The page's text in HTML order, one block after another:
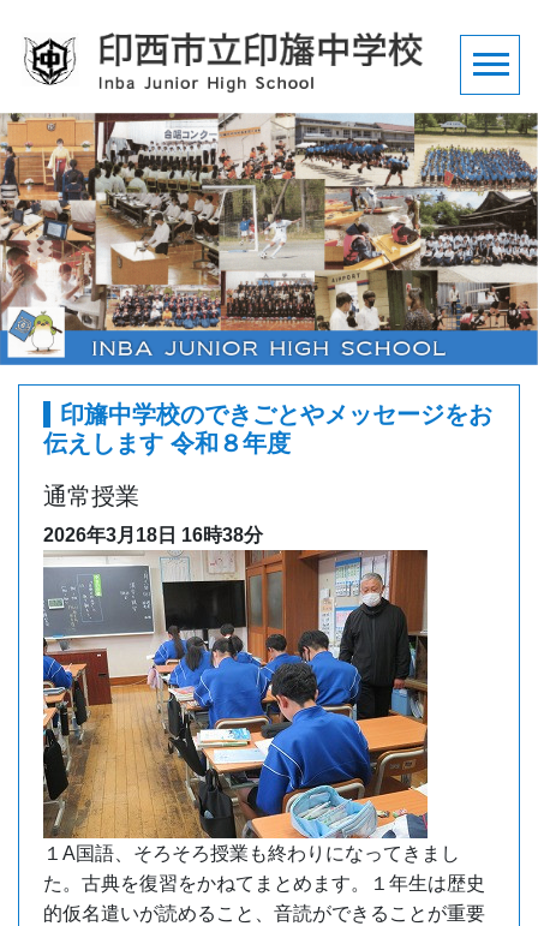
印旛中学校のできごとやメッセージをお
伝えします 令和８年度
通常授業
2026年3月18日 16時38分
１A国語、そろそろ授業も終わりになってきまし
た。古典を復習をかねてまとめます。１年生は歴史
的仮名遣いが読めること、音読ができることが重要